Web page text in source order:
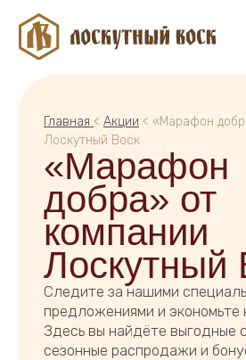
Главная
«Марафон
добра» от
компании
Лоскутный Воск
Следите за нашими специальными
предложениями и экономьте на покупках!
Здесь вы найдёте выгодные скидки,
сезонные распродажи и бонусные
предложения на продукцию Лоскутный